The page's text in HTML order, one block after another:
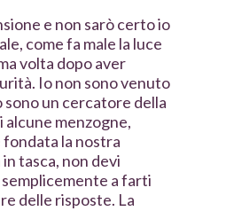
e non sarò certo io
come fa male la luce
volta dopo aver
Io non sono venuto
un cercatore della
alcune menzogne,
fondata la nostra
tasca, non devi
a farti
delle risposte. La